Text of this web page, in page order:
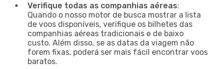
Verifique todas as companhias aéreas:
Quando o nosso motor de busca mostrar a lista
de voos disponíveis, verifique os bilhetes das
companhias aéreas tradicionais e de baixo
custo. Além disso, se as datas da viagem não
forem fixas, poderá ser mais fácil encontrar voos
baratos.